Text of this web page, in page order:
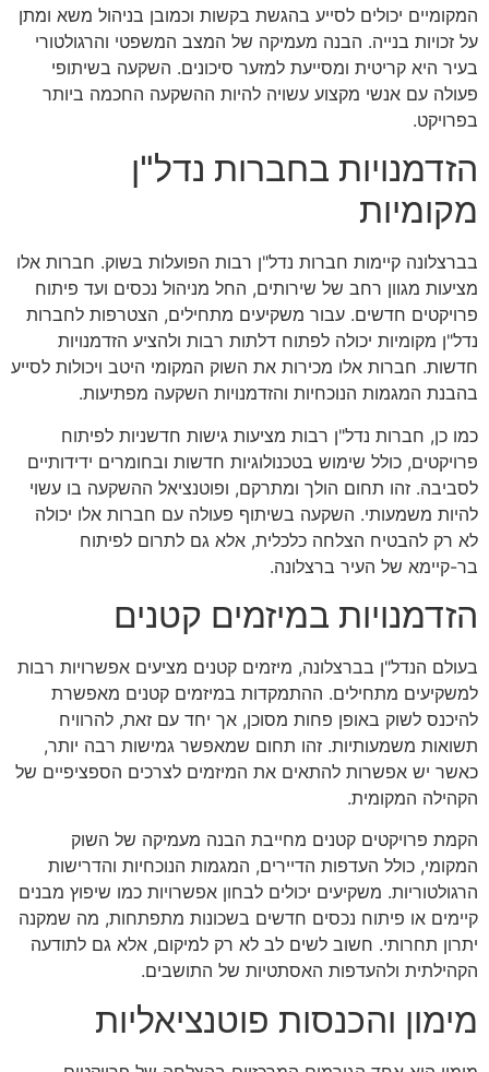
המקומיים יכולים לסייע בהגשת בקשות וכמובן בניהול משא ומתן
על זכויות בנייה. הבנה מעמיקה של המצב המשפטי והרגולטורי
בעיר היא קריטית ומסייעת למזער סיכונים. השקעה בשיתופי
פעולה עם אנשי מקצוע עשויה להיות ההשקעה החכמה ביותר
בפרויקט.
הזדמנויות בחברות נדל"ן
מקומיות
בברצלונה קיימות חברות נדל"ן רבות הפועלות בשוק. חברות אלו
מציעות מגוון רחב של שירותים, החל מניהול נכסים ועד פיתוח
פרויקטים חדשים. עבור משקיעים מתחילים, הצטרפות לחברות
נדל"ן מקומיות יכולה לפתוח דלתות רבות ולהציע הזדמנויות
חדשות. חברות אלו מכירות את השוק המקומי היטב ויכולות לסייע
בהבנת המגמות הנוכחיות והזדמנויות השקעה מפתיעות.
כמו כן, חברות נדל"ן רבות מציעות גישות חדשניות לפיתוח
פרויקטים, כולל שימוש בטכנולוגיות חדשות ובחומרים ידידותיים
לסביבה. זהו תחום הולך ומתרקם, ופוטנציאל ההשקעה בו עשוי
להיות משמעותי. השקעה בשיתוף פעולה עם חברות אלו יכולה
לא רק להבטיח הצלחה כלכלית, אלא גם לתרום לפיתוח
בר-קיימא של העיר ברצלונה.
הזדמנויות במיזמים קטנים
בעולם הנדל"ן בברצלונה, מיזמים קטנים מציעים אפשרויות רבות
למשקיעים מתחילים. ההתמקדות במיזמים קטנים מאפשרת
להיכנס לשוק באופן פחות מסוכן, אך יחד עם זאת, להרוויח
תשואות משמעותיות. זהו תחום שמאפשר גמישות רבה יותר,
כאשר יש אפשרות להתאים את המיזמים לצרכים הספציפיים של
הקהילה המקומית.
הקמת פרויקטים קטנים מחייבת הבנה מעמיקה של השוק
המקומי, כולל העדפות הדיירים, המגמות הנוכחיות והדרישות
הרגולטוריות. משקיעים יכולים לבחון אפשרויות כמו שיפוץ מבנים
קיימים או פיתוח נכסים חדשים בשכונות מתפתחות, מה שמקנה
יתרון תחרותי. חשוב לשים לב לא רק למיקום, אלא גם לתודעה
הקהילתית ולהעדפות האסתטיות של התושבים.
מימון והכנסות פוטנציאליות